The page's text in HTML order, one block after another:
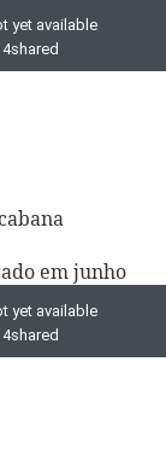
em junho